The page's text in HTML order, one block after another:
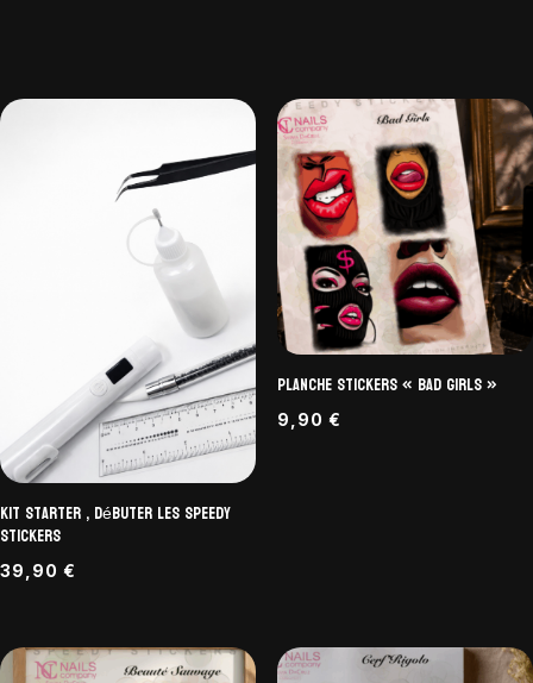
Kit Starter , Débuter les Speedy
Stickers
39,90 €
Planche Stickers « Bad Girls »
9,90 €